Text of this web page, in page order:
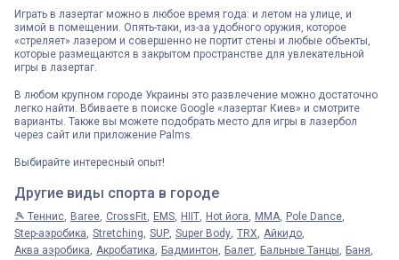
Играть в лазертаг можно в любое время года: и летом на улице, и
зимой в помещении. Опять-таки, из-за удобного оружия, которое
«стреляет» лазером и совершенно не портит стены и любые объекты,
которые размещаются в закрытом пространстве для увлекательной
игры в лазертаг.
В любом крупном городе Украины это развлечение можно достаточно
легко найти. Вбиваете в поиске Google «лазертаг Киев» и смотрите
варианты. Также вы можете подобрать место для игры в лазербол
через сайт или приложение Palms.
Выбирайте интересный опыт!
Другие виды спорта в городе
🎾 Теннис Baree CrossFit EMS HIIT Hot йога MMA
Pole Dance
Step-аэробика Stretching SUP Super Body TRX Айкидо
Аква аэробика Акробатика Бадминтон Балет Бальные Танцы
Баня